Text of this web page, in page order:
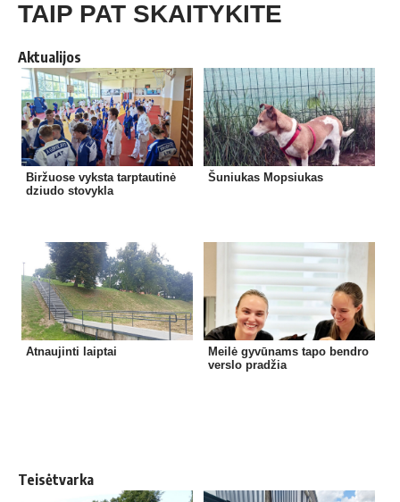
TAIP PAT SKAITYKITE
Aktualijos
Biržuose vyksta tarptautinė
dziudo stovykla
Šuniukas Mopsiukas
Atnaujinti laiptai
Meilė gyvūnams tapo bendro
verslo pradžia
Teisėtvarka